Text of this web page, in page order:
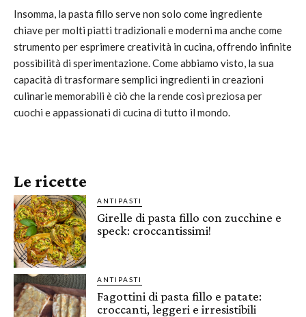
Insomma, la pasta fillo serve non solo come ingrediente
chiave per molti piatti tradizionali e moderni ma anche come
strumento per esprimere creatività in cucina, offrendo infinite
possibilità di sperimentazione. Come abbiamo visto, la sua
capacità di trasformare semplici ingredienti in creazioni
culinarie memorabili è ciò che la rende così preziosa per
cuochi e appassionati di cucina di tutto il mondo.
Le ricette
ANTIPASTI
Girelle di pasta fillo con zucchine e
speck: croccantissimi!
ANTIPASTI
Fagottini di pasta fillo e patate:
croccanti, leggeri e irresistibili